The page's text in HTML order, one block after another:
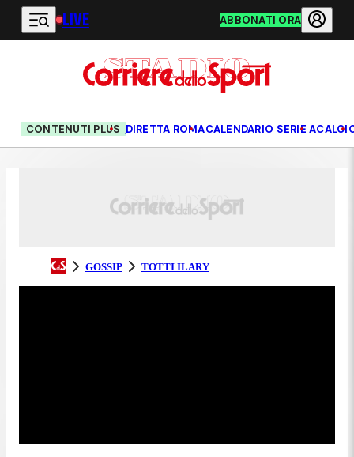
Vai al contenuto principale
LIVE ABBONATI ORA
CONTENUTI PLUS DIRETTA ROMACALENDARIO SERIE A
GOSSIP TOTTI ILARY